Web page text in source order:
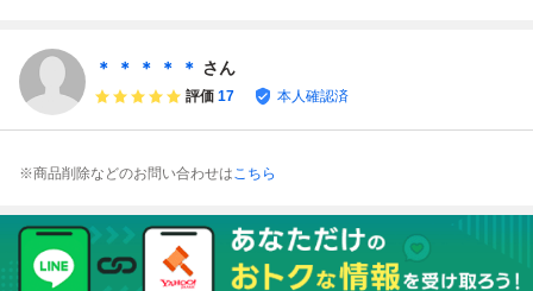
カセットのみ☆レ
買取☆ファミコン
＊ ＊ ＊ ＊ ＊ さん
評価 17 本人確認済
※商品削除などのお問い合わせはこちら